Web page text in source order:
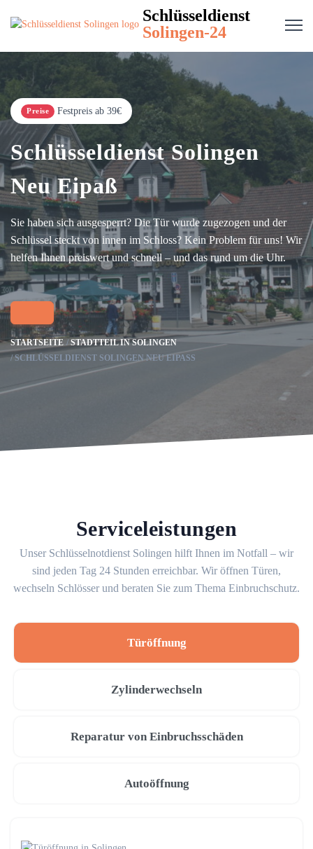
Schlüsseldienst
Solingen-24
Preise Festpreis ab 39€
Schlüsseldienst Solingen
Neu Eipaß
Sie haben sich ausgesperrt? Die Tür wurde zugezogen und der
Schlüssel steckt von innen im Schloss? Kein Problem für uns! Wir
helfen Ihnen preiswert und schnell – und das rund um die Uhr.
STARTSEITE
STADTTEIL IN SOLINGEN
SCHLÜSSELDIENST SOLINGEN NEU EIPASS
Serviceleistungen
Unser Schlüsselnotdienst Solingen hilft Ihnen im Notfall – wir
sind jeden Tag 24 Stunden erreichbar. Wir öffnen Türen,
wechseln Schlösser und beraten Sie zum Thema Einbruchschutz.
Türöffnung
Zylinderwechseln
Reparatur von Einbruchsschäden
Autoöffnung